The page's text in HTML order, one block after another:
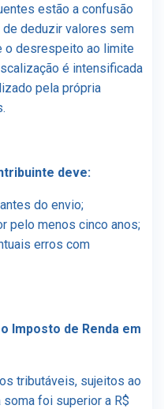
estão a confusão
de deduzir valores sem
o desrespeito ao limite
é intensificada
pela própria
deve:
do envio;
pelo menos cinco anos;
erros com
Imposto de Renda em
tributáveis, sujeitos ao
soma foi superior a R$